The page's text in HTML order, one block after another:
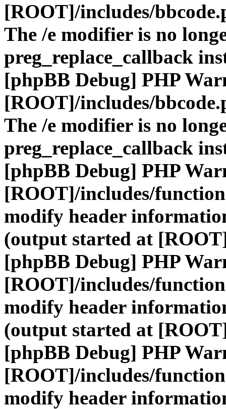
[ROOT]/includes/
The /e modifier is no
preg_replace_callback
[phpBB Debug] PHP
[ROOT]/includes/
The /e modifier is no
preg_replace_callback
[phpBB Debug] PHP
[ROOT]/includes/
modify header
(output started at
[phpBB Debug] PHP
[ROOT]/includes/
modify header
(output started at
[phpBB Debug] PHP
[ROOT]/includes/
modify header